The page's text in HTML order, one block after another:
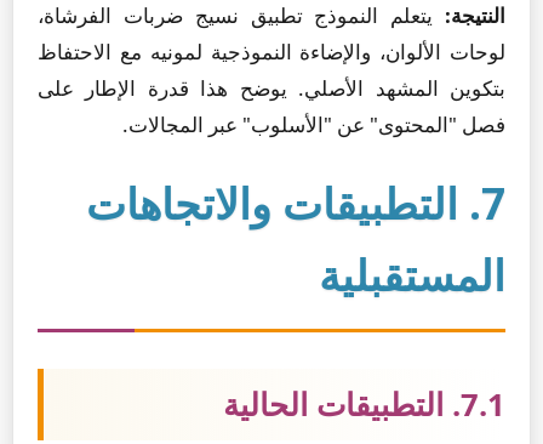
النتيجة: يتعلم النموذج تطبيق نسيج ضربات الفرشاة،
لوحات الألوان، والإضاءة النموذجية لمونيه مع الاحتفاظ
بتكوين المشهد الأصلي. يوضح هذا قدرة الإطار على
فصل "المحتوى" عن "الأسلوب" عبر المجالات.
7. التطبيقات والاتجاهات
المستقبلية
7.1. التطبيقات الحالية